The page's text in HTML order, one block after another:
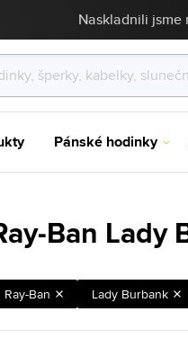
Naskladnili
Pánské hodinky
Ban Lady
Ray-Ban Lady Burbank